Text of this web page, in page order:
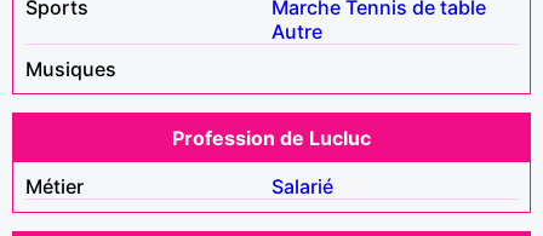
Sports
Marche Tennis de table
Autre
Musiques
Profession de Lucluc
Métier
Salarié